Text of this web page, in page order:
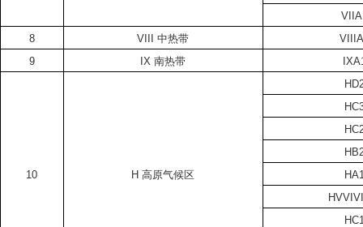
8
VIII中热带
9
IX南热带
10 H高原气候区